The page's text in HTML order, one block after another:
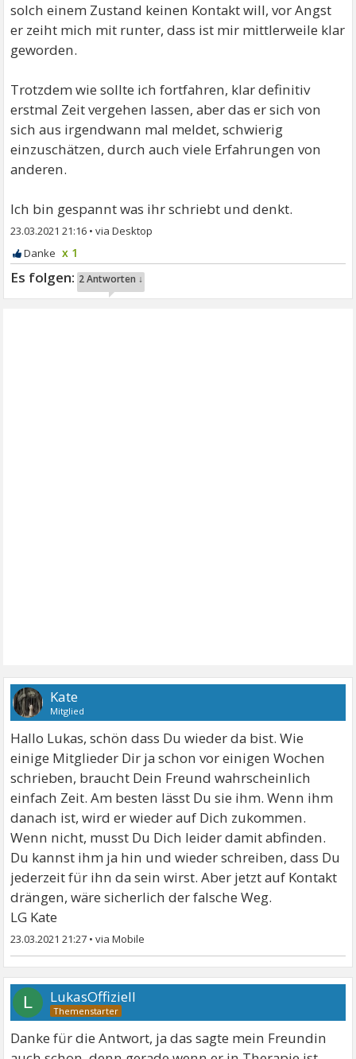
solch einem Zustand keinen Kontakt will, vor Angst
er zeiht mich mit runter, dass ist mir mittlerweile klar
geworden.
Trotzdem wie sollte ich fortfahren, klar definitiv
erstmal Zeit vergehen lassen, aber das er sich von
sich aus irgendwann mal meldet, schwierig
einzuschätzen, durch auch viele Erfahrungen von
anderen.
Ich bin gespannt was ihr schriebt und denkt.
23.03.2021 21:16 •
x 1
2 Antworten ↓
Kate
Mitglied
Hallo Lukas, schön dass Du wieder da bist. Wie
einige Mitglieder Dir ja schon vor einigen Wochen
schrieben, braucht Dein Freund wahrscheinlich
einfach Zeit. Am besten lässt Du sie ihm. Wenn ihm
danach ist, wird er wieder auf Dich zukommen.
Wenn nicht, musst Du Dich leider damit abfinden.
Du kannst ihm ja hin und wieder schreiben, dass Du
jederzeit für ihn da sein wirst. Aber jetzt auf Kontakt
drängen, wäre sicherlich der falsche Weg.
LG Kate
23.03.2021 21:27 •
L LukasOffiziell
Danke für die Antwort, ja das sagte mein Freundin